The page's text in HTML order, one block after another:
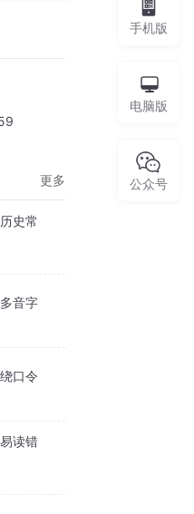
更多
史常
音字
口令
读错
手机版
电脑版
公众号